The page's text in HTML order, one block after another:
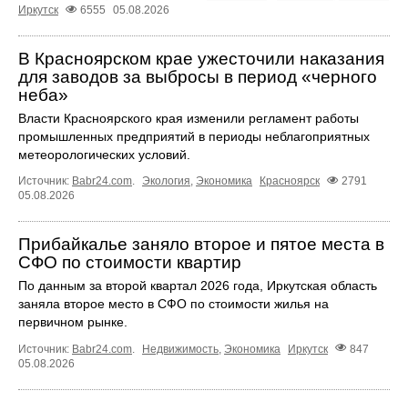
Иркутск
6555 05.08.2026
В Красноярском крае ужесточили наказания
для заводов за выбросы в период «черного
неба»
Власти Красноярского края изменили регламент работы
промышленных предприятий в периоды неблагоприятных
метеорологических условий.
Источник: Babr24.com. Экология, Экономика Красноярск
2791
05.08.2026
Прибайкалье заняло второе и пятое места в
СФО по стоимости квартир
По данным за второй квартал 2026 года, Иркутская область
заняла второе место в СФО по стоимости жилья на
первичном рынке.
Источник: Babr24.com Недвижимость Экономика Иркутск
847
05.08.2026